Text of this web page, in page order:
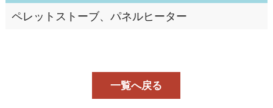
ペレットストーブ、パネルヒーター
一覧へ戻る